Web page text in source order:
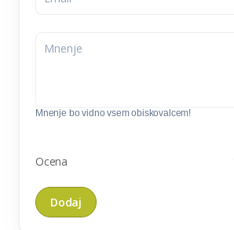
Mnenje bo vidno vsem obiskovalcem!
Ocena